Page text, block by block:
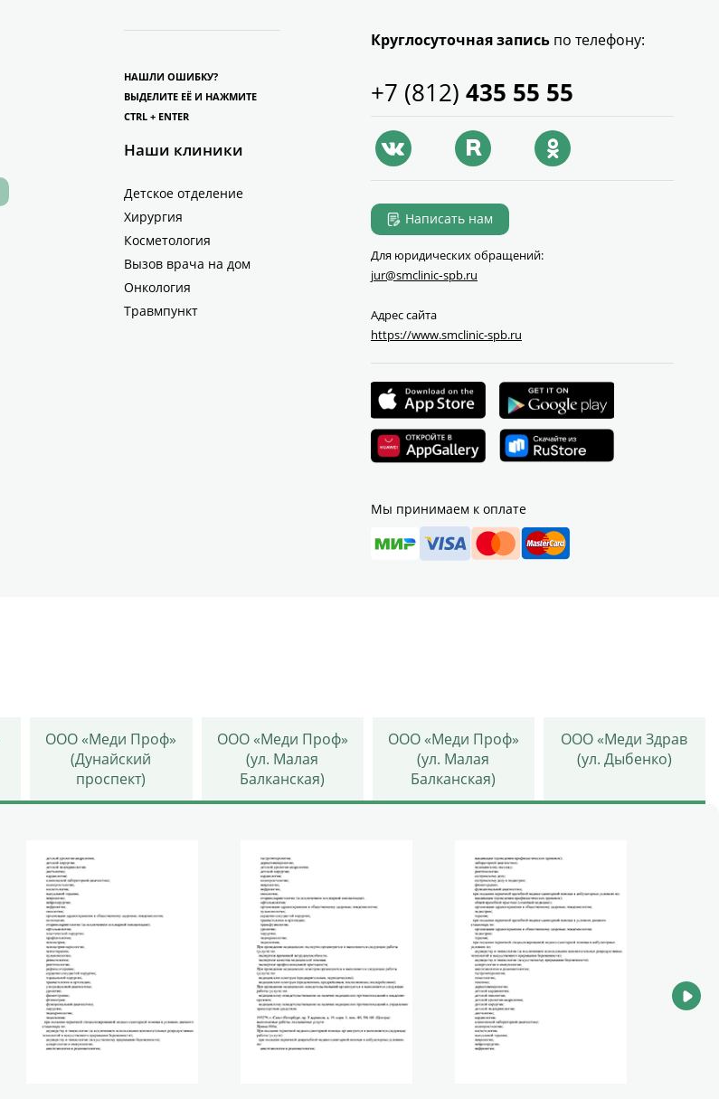
НАШЛИ ОШИБКУ?
ВЫДЕЛИТЕ ЕЁ И НАЖМИТЕ
CTRL + ENTER
Наши клиники
Детское отделение
Хирургия
Косметология
Вызов врача на дом
Онкология
Травмпункт
Круглосуточная записьпо телефону:
+7 (812) 435 55 55
Написать нам
Для юридических обращений:
jur@smclinic‑spb.ru
Адрес сайта
https://www.smclinic-spb.ru
Мы принимаем к оплате
ООО «Меди Проф»
(Дунайский
проспект)
ООО «Меди Проф»
(ул. Малая
Балканская)
ООО «Меди Проф»
(ул. Малая
Балканская)
ООО «Меди Здрав
(ул. Дыбенко)